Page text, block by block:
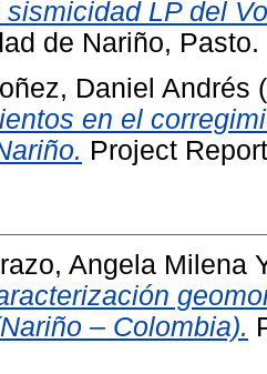
LP del
de Nariño, Pasto.
Daniel Andrés
en el
Project
Angela Milena
– Colombia).